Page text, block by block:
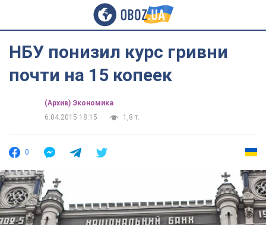
НБУ понизил курс гривни
почти на 15 копеек
(Архив) Экономика
6.04.2015 18:15
1,8 т.
0